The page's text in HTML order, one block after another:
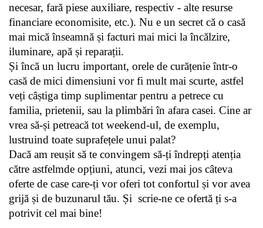
necesar, fară piese auxiliare, respectiv - alte resurse
financiare economisite, etc.). Nu e un secret că o casă
mai mică înseamnă și facturi mai mici la încălzire,
iluminare, apă și reparații.
Și încă un lucru important, orele de curățenie într-o
casă de mici dimensiuni vor fi mult mai scurte, astfel
veți câștiga timp suplimentar pentru a petrece cu
familia, prietenii, sau la plimbări în afara casei. Cine ar
vrea să-și petreacă tot weekend-ul, de exemplu,
lustruind toate suprafețele unui palat?
Dacă am reușit să te convingem să-ți îndrepți atenția
către astfelmde opțiuni, atunci, vezi mai jos câteva
oferte de case care-ți vor oferi tot confortul și vor avea
grijă și de buzunarul tău. Și  scrie-ne ce ofertă ți s-a
potrivit cel mai bine!